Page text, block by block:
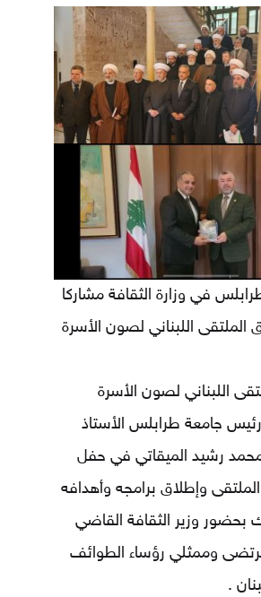
في وزارة الثقافة مشاركا
اللبناني لصون الأسرة
اللبناني لصون الأسرة
جامعة طرابلس الأستاذ
محمد رشيد الميقاتي في حفل
وإطلاق برامجه وأهدافه
بحضور وزير الثقافة القاضي
وممثلي رؤساء الطوائف
.